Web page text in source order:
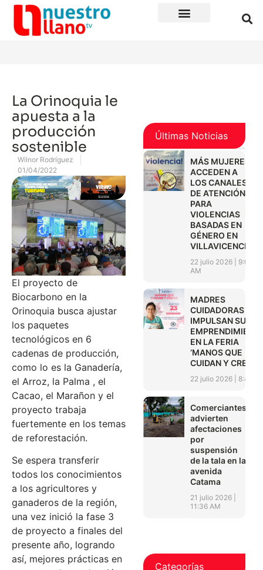
La Orinoquia le
apuesta a la
producción
sostenible
Wilnor Rodríguez
01/04/2022
El proyecto de
Biocarbono en la
Orinoquia busca ajustar
los paquetes
tecnológicos en 6
cadenas de producción,
como lo es la Ganadería,
el Arroz, la Palma , el
Cacao, el Marañon y el
proyecto trabaja
fuertemente en los temas
de reforestación.
Se espera transferir
todos los conocimientos
a los agricultores y
ganaderos de la región,
una vez inició la fase 3
de proyecto a finales del
presente año, logrando
así, mejores prácticas en
Últimas Noticias
MÁS MUJERES
ACCEDEN A
LOS CANALES
DE ATENCIÓN
PARA
VIOLENCIAS
BASADAS EN
GÉNERO EN
VILLAVICENCIO
22 julio 2026
9:01
AM
MADRES
CUIDADORAS
IMPULSAN SUS
EN LA FERIA
‘MANOS QUE
CUIDAN Y CREAN’
22 julio 2026 8:45
Comerciantes
advierten
afectaciones
por
suspensión
de la tala en la
avenida
Catama
21 julio 2026
11:36 AM
Categorías